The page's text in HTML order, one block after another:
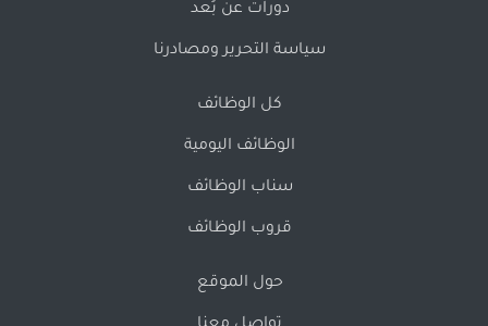
دورات عن بُعد
سياسة التحرير ومصادرنا
كل الوظائف
الوظائف اليومية
سناب الوظائف
قروب الوظائف
حول الموقع